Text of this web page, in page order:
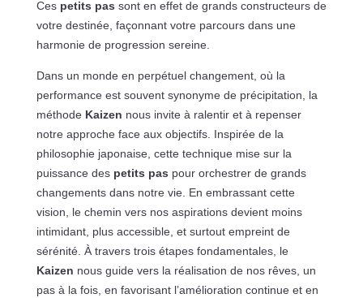
Ces petits pas sont en effet de grands constructeurs de
votre destinée, façonnant votre parcours dans une
harmonie de progression sereine.
Dans un monde en perpétuel changement, où la
performance est souvent synonyme de précipitation, la
méthode Kaizen nous invite à ralentir et à repenser
notre approche face aux objectifs. Inspirée de la
philosophie japonaise, cette technique mise sur la
puissance des petits pas pour orchestrer de grands
changements dans notre vie. En embrassant cette
vision, le chemin vers nos aspirations devient moins
intimidant, plus accessible, et surtout empreint de
sérénité. À travers trois étapes fondamentales, le
Kaizen nous guide vers la réalisation de nos rêves, un
pas à la fois, en favorisant l’amélioration continue et en